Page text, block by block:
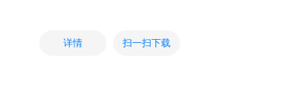
详情 扫一扫下载